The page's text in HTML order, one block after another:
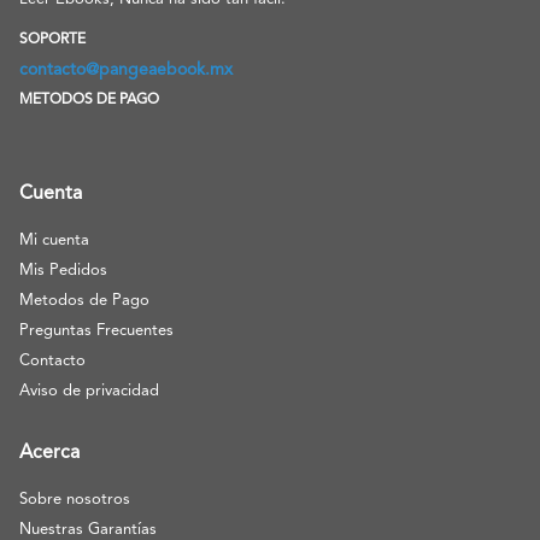
SOPORTE
contacto@pangeaebook.mx
METODOS DE PAGO
Cuenta
Mi cuenta
Mis Pedidos
Metodos de Pago
Preguntas Frecuentes
Contacto
Aviso de privacidad
Acerca
Sobre nosotros
Nuestras Garantías